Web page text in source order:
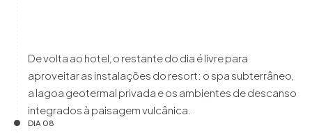
De volta ao hotel, o restante do dia é livre para
aproveitar as instalações do resort: o spa subterrâneo,
a lagoa geotermal privada e os ambientes de descanso
integrados à paisagem vulcânica.
DIA 08